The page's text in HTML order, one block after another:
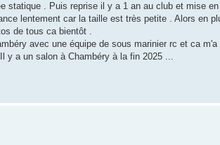
statique . Puis reprise il y a 1 an au club et mise
lentement car la taille est très petite . Alors en
de tous ca bientôt .
avec une équipe de sous marinier rc et ca
y a un salon à Chambéry à la fin 2025 ...